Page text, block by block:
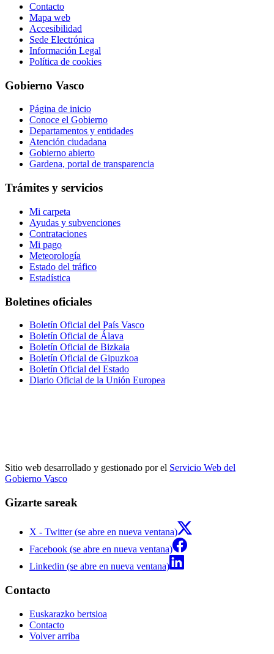
Contacto
Mapa web
Accesibilidad
Sede Electrónica
Información Legal
Política de cookies
Gobierno Vasco
Página de inicio
Conoce el Gobierno
Departamentos y entidades
Atención ciudadana
Gobierno abierto
Gardena, portal de transparencia
Trámites y servicios
Mi carpeta
Ayudas y subvenciones
Contrataciones
Mi pago
Meteorología
Estado del tráfico
Estadística
Boletines oficiales
Boletín Oficial del País Vasco
Boletín Oficial de Álava
Boletín Oficial de Bizkaia
Boletín Oficial de Gipuzkoa
Boletín Oficial del Estado
Diario Oficial de la Unión Europea
Sitio web desarrollado y gestionado por el Servicio Web del
Gobierno Vasco
Gizarte sareak
X - Twitter (se abre en nueva ventana)
Facebook (se abre en nueva ventana)
Linkedin (se abre en nueva ventana)
Contacto
Euskarazko bertsioa
Contacto
Volver arriba